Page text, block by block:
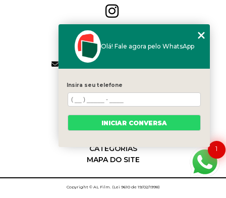
(11) 2564-4684
(11) 94168-2041
contato.vendas@alfilm.com.br
MENU
HOME
QUEM SOMOS
SERVIÇOS
BLOG
CATEGORIAS
MAPA DO SITE
Copyright © AL Film. (Lei 9610 de 19/02/1998)
1
Olá! Fale agora pelo WhatsApp
Insira seu telefone
INICIAR CONVERSA